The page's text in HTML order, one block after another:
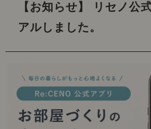
【お知らせ】 リセノ公
アルしました。